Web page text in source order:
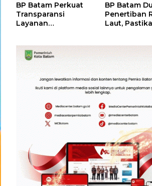
BP Batam Perkuat
Transparansi
Layanan
Segera Hadir Melalui
LMS
BP Batam
Penertiban
Laut,